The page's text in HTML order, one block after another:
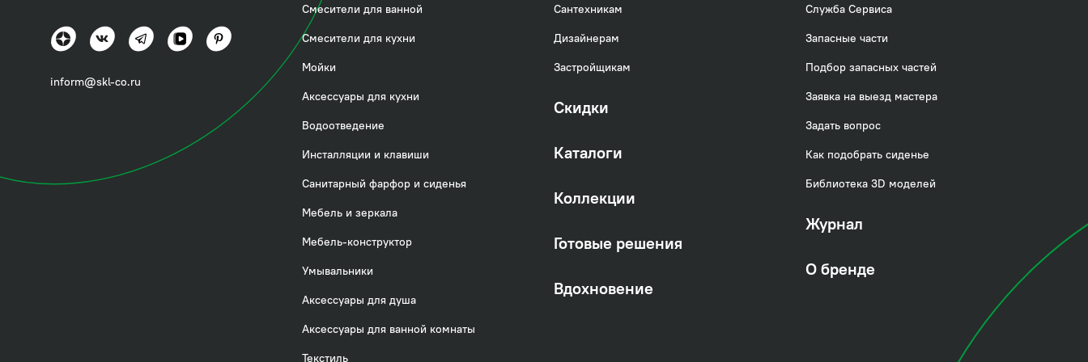
Смеситель также изготовлен из высококачественной первичной латуни. Увеличенное
никелевое покрытие полностью соответствует европейским стандартам качества,
обеспечивает его стойкость и зеркальный блеск в течение всего срока службы изделия.
Гарантия на смесители — 10 лет!
inform@skl-co.ru
Смесители для ванной
Смесители для кухни
Мойки
Аксессуары для кухни
Водоотведение
Инсталляции и клавиши
Санитарный фарфор и сиденья
Мебель и зеркала
Мебель-конструктор
Умывальники
Аксессуары для душа
Аксессуары для ванной комнаты
Текстиль
Сантехникам
Дизайнерам
Застройщикам
Скидки
Каталоги
Коллекции
Готовые решения
Вдохновение
Служба Сервиса
Запасные части
Подбор запасных частей
Заявка на выезд мастера
Задать вопрос
Как подобрать сиденье
Библиотека 3D моделей
Журнал
О бренде